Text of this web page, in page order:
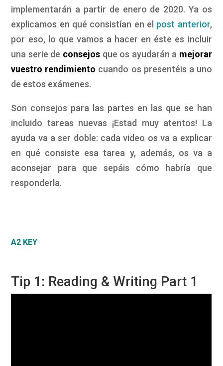
implementarán a partir de enero de 2020. Ya os
explicamos en qué consistían en el post anterior,
por eso, lo que vamos a hacer en éste es incluir
una serie de consejosque os ayudarán a mejorar
vuestro rendimiento cuando os presentéis a uno
de estos exámenes.
Son consejos para las partes en las que se han
incluido tareas nuevas ¡Estad muy atentos! La
ayuda va a ser doble: cada video os va a explicar
en qué consiste esa tarea y, además, os va a
aconsejar para que sepáis cómo habría que
responderla.
A2 KEY
Tip 1: Reading & Writing Part 1